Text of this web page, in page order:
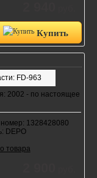
Купить
FD-963
2002 - по настоящее
1328428080
DEPO